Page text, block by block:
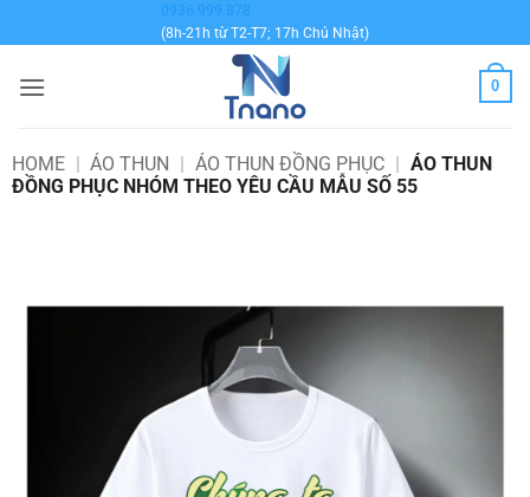
qua
dung
0936 999 878
(8h-21h từ T2-T7; 17h Chủ Nhật)
0
HOME | ÁO THUN | ÁO THUN ĐỒNG PHỤC | ÁO THUN
ĐỒNG PHỤC NHÓM THEO YÊU CẦU MẪU SỐ 55